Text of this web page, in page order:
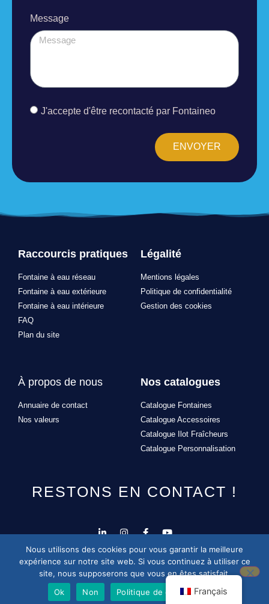
Message
J'accepte d'être recontacté par Fontaineo
ENVOYER
Raccourcis pratiques
Fontaine à eau réseau
Fontaine à eau extérieure
Fontaine à eau intérieure
FAQ
Plan du site
Légalité
Mentions légales
Politique de confidentialité
Gestion des cookies
À propos de nous
Annuaire de contact
Nos valeurs
Nos catalogues
Catalogue Fontaines
Catalogue Accessoires
Catalogue Ilot Fraîcheurs
Catalogue Personnalisation
RESTONS EN CONTACT !
Design et développement du site parAlexandre Missonnier
Français
Nous utilisons des cookies pour vous garantir la meilleure
expérience sur notre site web. Si vous continuez à utiliser ce
site, nous supposerons que vous en êtes satisfait.
Ok
Non Politique de confidentialité